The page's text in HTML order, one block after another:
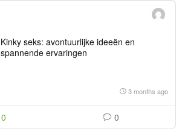
Kinky seks: avontuurlijke ideeën en
spannende ervaringen
3 months ago
0 0